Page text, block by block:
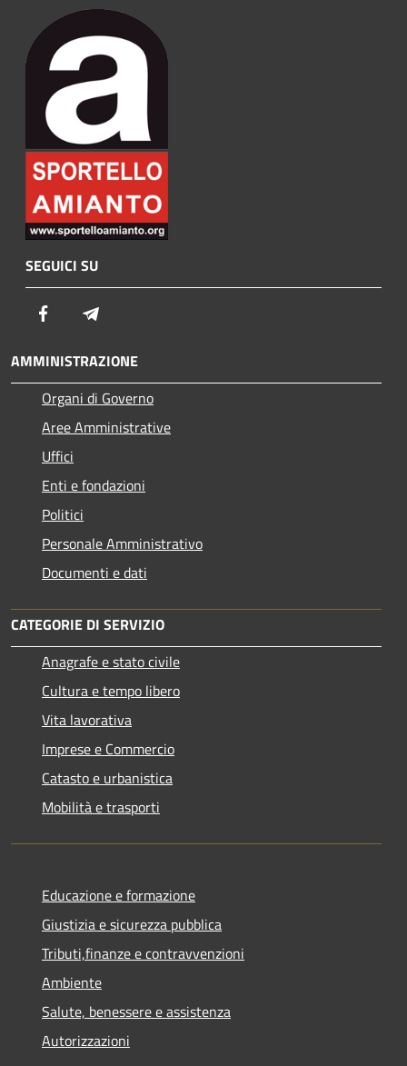
SEGUICI SU
Facebook
AMMINISTRAZIONE
Organi di Governo
Aree Amministrative
Uffici
Enti e fondazioni
Politici
Personale Amministrativo
Documenti e dati
CATEGORIE DI SERVIZIO
Anagrafe e stato civile
Cultura e tempo libero
Vita lavorativa
Imprese e Commercio
Catasto e urbanistica
Mobilità e trasporti
Educazione e formazione
Giustizia e sicurezza pubblica
Tributi,finanze e contravvenzioni
Ambiente
Salute, benessere e assistenza
Autorizzazioni